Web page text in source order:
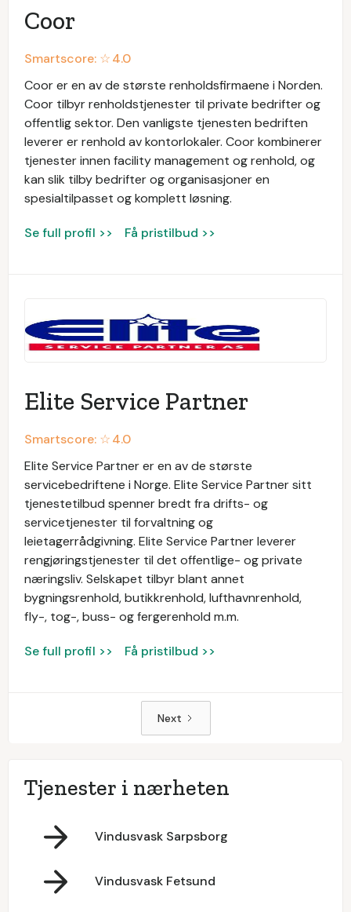
Coor
Smartscore: ☆4.0
Coor er en av de største renholdsfirmaene i Norden.
Coor tilbyr renholdstjenester til private bedrifter og
offentlig sektor. Den vanligste tjenesten bedriften
leverer er renhold av kontorlokaler. Coor kombinerer
tjenester innen facility management og renhold, og
kan slik tilby bedrifter og organisasjoner en
spesialtilpasset og komplett løsning.
Se full profil >> Få pristilbud >>
Elite Service Partner
Smartscore: ☆4.0
Elite Service Partner er en av de største
servicebedriftene i Norge. Elite Service Partner sitt
tjenestetilbud spenner bredt fra drifts- og
servicetjenester til forvaltning og
leietagerrådgivning. Elite Service Partner leverer
rengjøringstjenester til det offentlige- og private
næringsliv. Selskapet tilbyr blant annet
bygningsrenhold, butikkrenhold, lufthavnrenhold,
fly-, tog-, buss- og fergerenhold m.m.
Se full profil >> Få pristilbud >>
Next
Tjenester i nærheten
Vindusvask Sarpsborg
Vindusvask Fetsund